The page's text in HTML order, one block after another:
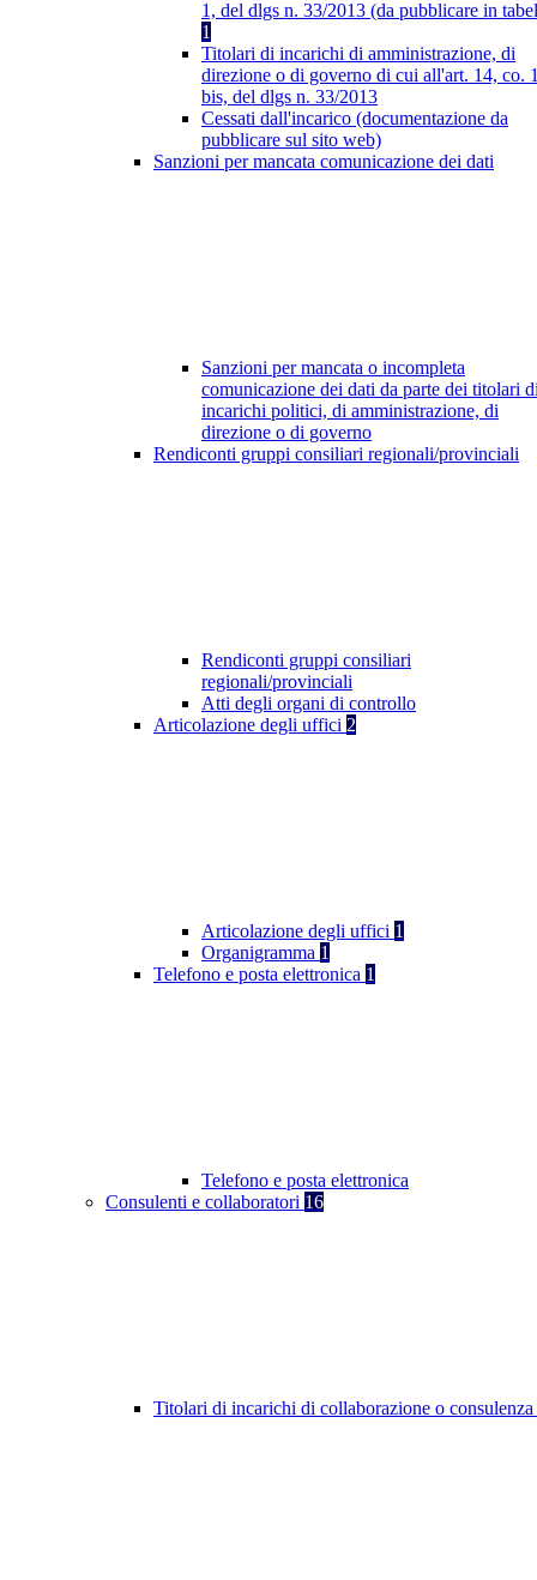
1, del dlgs n. 33/2013 (da pubblicare in
1
Titolari di incarichi di amministrazione, di
direzione o di governo di cui all'art. 14, co.
bis, del dlgs n. 33/2013
Cessati dall'incarico (documentazione da
pubblicare sul sito web)
Sanzioni per mancata comunicazione dei dati
Sanzioni per mancata o incompleta
comunicazione dei dati da parte dei titolari
incarichi politici, di amministrazione, di
direzione o di governo
Rendiconti gruppi consiliari regionali/provinciali
Rendiconti gruppi consiliari
regionali/provinciali
Atti degli organi di controllo
Articolazione degli uffici 2
Articolazione degli uffici 1
Organigramma 1
Telefono e posta elettronica 1
Telefono e posta elettronica
Consulenti e collaboratori 16
Titolari di incarichi di collaborazione o consulenza